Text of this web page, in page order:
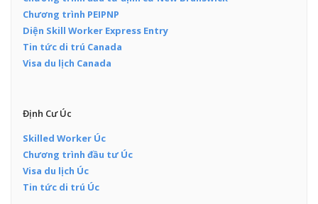
Chương trình PEIPNP
Diện Skill Worker Express Entry
Tin tức di trú Canada
Visa du lịch Canada
Định Cư Úc
Skilled Worker Úc
Chương trình đầu tư Úc
Visa du lịch Úc
Tin tức di trú Úc